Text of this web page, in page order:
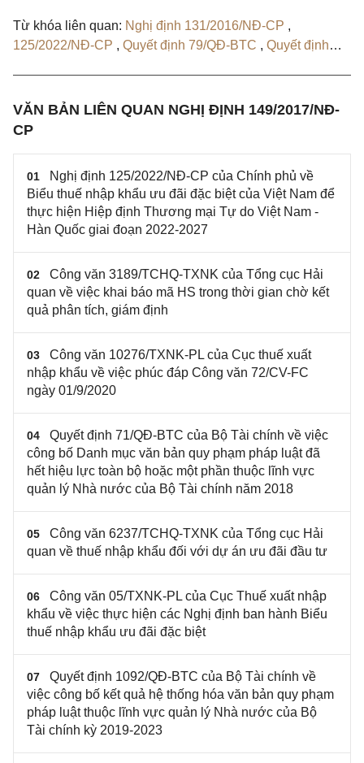
Từ khóa liên quan: Nghị định 131/2016/NĐ-CP ,
125/2022/NĐ-CP , Quyết định 79/QĐ-BTC , Quyết định
VĂN BẢN LIÊN QUAN NGHỊ ĐỊNH 149/2017/NĐ-
CP
01
Nghị định 125/2022/NĐ-CP của Chính phủ về
Biểu thuế nhập khẩu ưu đãi đặc biệt của Việt Nam để
thực hiện Hiệp định Thương mại Tự do Việt Nam -
Hàn Quốc giai đoạn 2022-2027
02
Công văn 3189/TCHQ-TXNK của Tổng cục Hải
quan về việc khai báo mã HS trong thời gian chờ kết
quả phân tích, giám định
03
Công văn 10276/TXNK-PL của Cục thuế xuất
nhập khẩu về việc phúc đáp Công văn 72/CV-FC
ngày 01/9/2020
04
Quyết định 71/QĐ-BTC của Bộ Tài chính về việc
công bố Danh mục văn bản quy phạm pháp luật đã
hết hiệu lực toàn bộ hoặc một phần thuộc lĩnh vực
quản lý Nhà nước của Bộ Tài chính năm 2018
05
Công văn 6237/TCHQ-TXNK của Tổng cục Hải
quan về thuế nhập khẩu đối với dự án ưu đãi đầu tư
06
Công văn 05/TXNK-PL của Cục Thuế xuất nhập
khẩu về việc thực hiện các Nghị định ban hành Biểu
thuế nhập khẩu ưu đãi đặc biệt
07
Quyết định 1092/QĐ-BTC của Bộ Tài chính về
việc công bố kết quả hệ thống hóa văn bản quy phạm
pháp luật thuộc lĩnh vực quản lý Nhà nước của Bộ
Tài chính kỳ 2019-2023